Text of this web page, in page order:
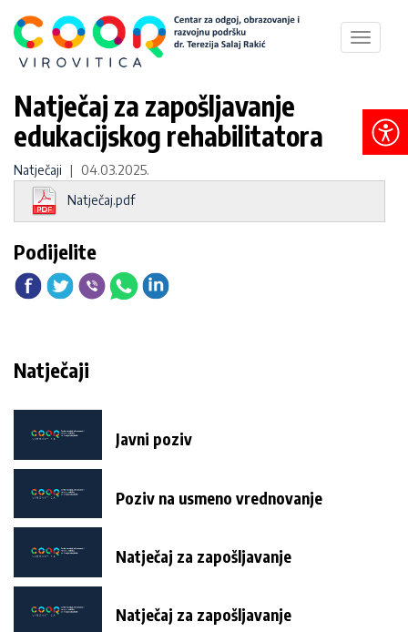
Toggle
Natječaj za zapošljavanje
edukacijskog rehabilitatora
Natječaji | 04.03.2025.
Natječaj.pdf
Podijelite
Natječaji
Javni poziv
Poziv na usmeno vrednovanje
Natječaj za zapošljavanje
Natječaj za zapošljavanje